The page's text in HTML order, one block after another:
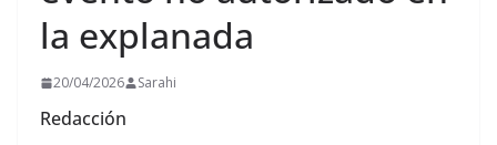
la explanada
20/04/2026 Sarahi
Redacción